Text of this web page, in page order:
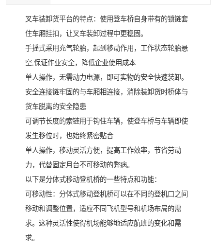
叉车装卸货平台的特点：使用登车桥自身带有的锁链套
住车厢挂扣，让叉车装卸过程中更稳固。
手摇式采用充气轮胎，起到移动作用，工作状态轮胎悬
空,保证作业安全，降低企业使用成本
单人操作，无需动力电源，即可实物的安全快速装卸。
安全连接链牢固的与车厢相连接，消除装卸货时桥体与
货车脱离的安全隐患
可调节长度的索链用于钩住车辆，使登车桥与车辆即使
发生移位时，也始终紧密贴合
单人操作，移动灵活方便，提高工作效率，节省劳动
力，代替固定月台不可移动的弊病。
以下是分体式移动登机桥的一些特点和功能：
可移动性：分体式移动登机桥可以在不同的登机口之间
移动和调整位置，适应不同飞机型号和机场布局的需
求。这种灵活性使得机场能够地适应航班的变化和需
求。